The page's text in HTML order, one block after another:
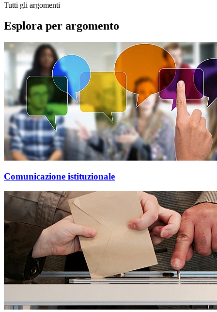
Tutti gli argomenti
Esplora per argomento
Comunicazione istituzionale